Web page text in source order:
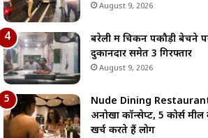
August 9, 2026
बरेली में चिकन पकौड़ी बेचने पर
दुकानदार समेत 3 गिरफ्तार
August 9, 2026
Nude Dining
अनोखा कॉन्सेप्ट, 5 कोर्स
खर्च करते हैं लोग